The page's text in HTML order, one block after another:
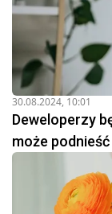
30.08.2024, 10:01
Deweloperzy
może